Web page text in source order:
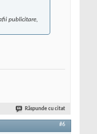
publicitare,
Răspunde cu citat
#6